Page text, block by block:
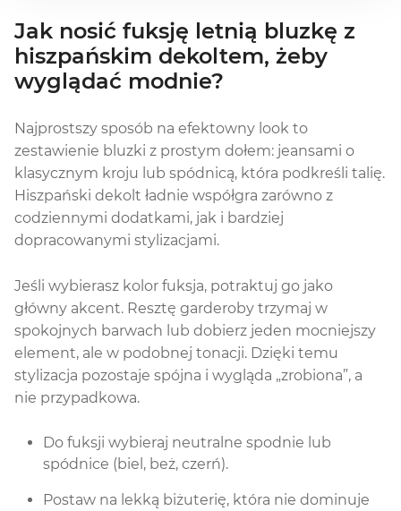
Jak nosić fuksję letnią bluzkę z
hiszpańskim dekoltem, żeby
wyglądać modnie?
Najprostszy sposób na efektowny look to
zestawienie bluzki z prostym dołem: jeansami o
klasycznym kroju lub spódnicą, która podkreśli talię.
Hiszpański dekolt ładnie współgra zarówno z
codziennymi dodatkami, jak i bardziej
dopracowanymi stylizacjami.
Jeśli wybierasz kolor fuksja, potraktuj go jako
główny akcent. Resztę garderoby trzymaj w
spokojnych barwach lub dobierz jeden mocniejszy
element, ale w podobnej tonacji. Dzięki temu
stylizacja pozostaje spójna i wygląda „zrobiona”, a
nie przypadkowa.
Do fuksji wybieraj neutralne spodnie lub
spódnice (biel, beż, czerń).
Postaw na lekką biżuterię, która nie dominuje